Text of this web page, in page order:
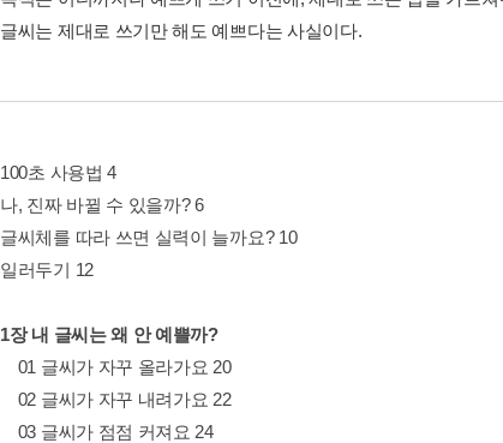
글씨는 제대로 쓰기만 해도 예쁘다는 사실이다.
100초 사용법 4
나, 진짜 바뀔 수 있을까? 6
글씨체를 따라 쓰면 실력이 늘까요? 10
일러두기 12
1장 내 글씨는 왜 안 예쁠까?
01 글씨가 자꾸 올라가요 20
02 글씨가 자꾸 내려가요 22
03 글씨가 점점 커져요 24